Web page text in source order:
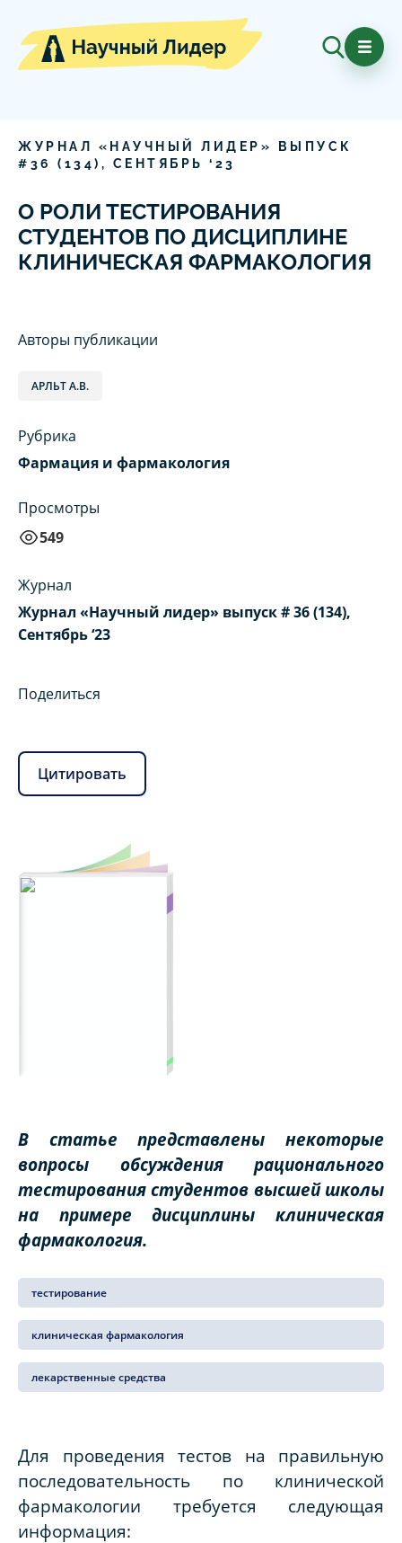
ЖУРНАЛ «НАУЧНЫЙ ЛИДЕР» ВЫПУСК
# 36 ( 134), СЕНТЯБРЬ ‘ 23
О РОЛИ ТЕСТИРОВАНИЯ
СТУДЕНТОВ ПО ДИСЦИПЛИНЕ
КЛИНИЧЕСКАЯ ФАРМАКОЛОГИЯ
Авторы публикации
АРЛЬТ А.В.
Рубрика
Фармация и фармакология
Просмотры
549
Журнал
Журнал «Научный лидер» выпуск # 36 (134),
Сентябрь ‘23
Поделиться
Цитировать
В статье представлены некоторые
вопросы обсуждения рационального
тестирования студентов высшей школы
на примере дисциплины клиническая
фармакология.
тестирование
клиническая фармакология
лекарственные средства
Для проведения тестов на правильную
последовательность по клинической
фармакологии требуется следующая
информация: